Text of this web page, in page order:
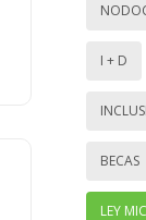
I + D
BECAS
LEY